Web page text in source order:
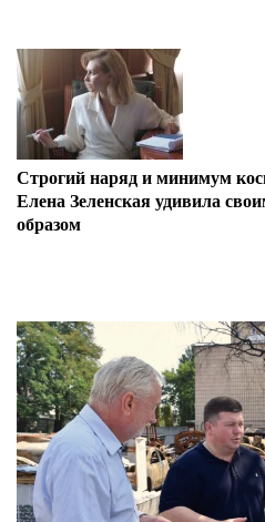
Строгий наряд и минимум
Елена Зеленская удивила
образом